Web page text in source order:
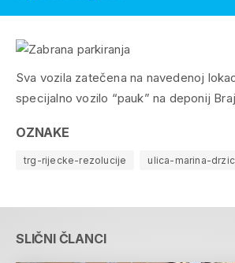
Sva vozila zatečena na navedenoj
specijalno vozilo “pauk” na deponij
OZNAKE
trg-rijecke-rezolucije ulica-marina-
SLIČNI ČLANCI